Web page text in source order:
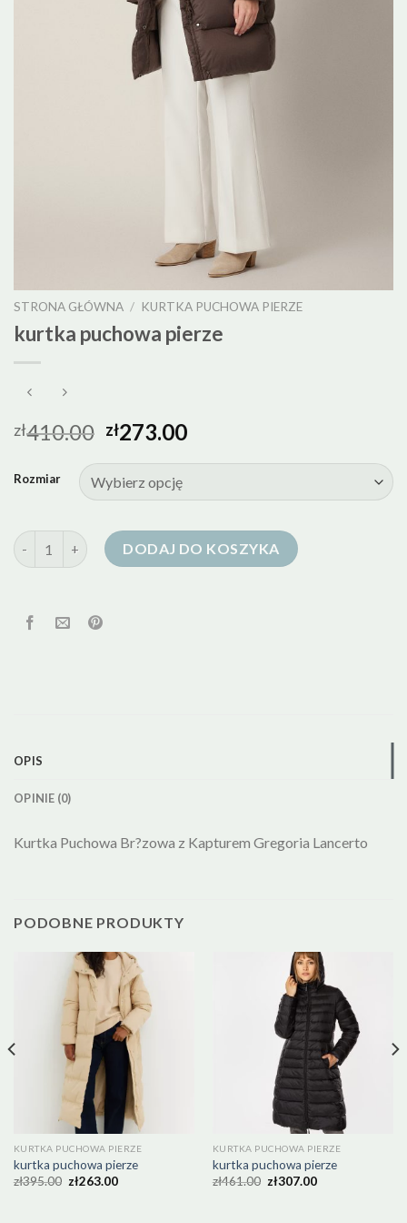
STRONA GŁÓWNA / KURTKA PUCHOWA PIERZE
kurtka puchowa pierze
zł410.00 zł273.00
Rozmiar
ilość kurtka puchowa pierzeDODAJ DO KOSZYKA
OPIS
OPINIE (0)
Kurtka Puchowa Br?zowa z Kapturem Gregoria Lancerto
PODOBNE PRODUKTY
KURTKA PUCHOWA PIERZE
kurtka puchowa pierze
zł395.00 zł263.00
KURTKA PUCHOWA PIERZE
kurtka puchowa pierze
zł461.00 zł307.00